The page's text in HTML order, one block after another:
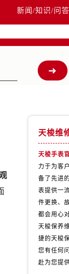
新闻/知识/问答
天梭维
天梭手表
力于为客
备了先进
表提供一
件更换、
都会用心
天梭保养
捷的天梭
您有任何
赴为您提